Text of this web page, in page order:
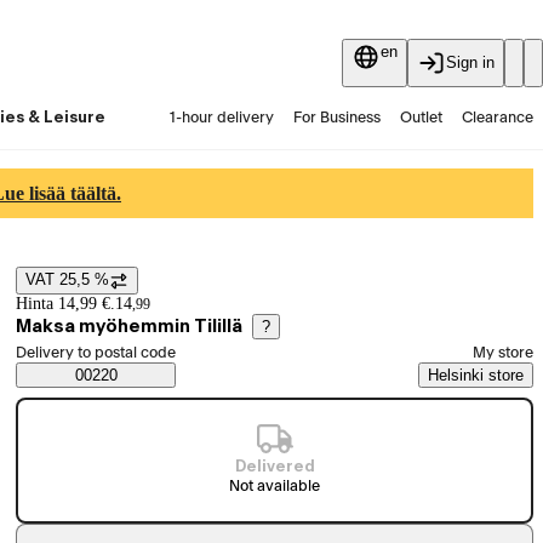
en
Sign in
& Leisure 1-hour delivery For Business Outlet Clearance
lisää täältä.
Price details
VAT 25,5 %
Hinta 14,99 €. 14,99
Maksa myöhemmin Tilillä ?
Saatavuustiedot
Select order method
Delivery to postal code
00220
My store
Helsinki store
Delivered
Not available